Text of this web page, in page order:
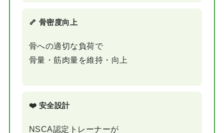
🦴 骨密度向上
骨への適切な負荷で
骨量・筋肉量を維持・向上
❤️ 安全設計
NSCA認定トレーナーが